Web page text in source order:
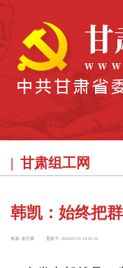
甘肃组工网
韩凯：始终把
来源: 新甘肃 更新于: 2024-07-01 10:01:24